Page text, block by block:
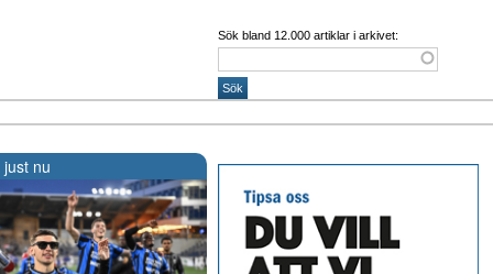
Sök bland 12.000 artiklar i arkivet:
nu